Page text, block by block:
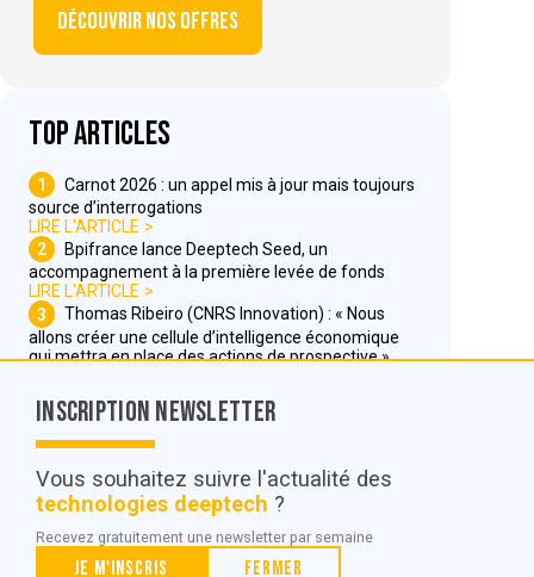
Découvrir nos offres
Top articles
1
Carnot 2026 : un appel mis à jour mais toujours
source d’interrogations
LIRE L'ARTICLE
2
Bpifrance lance Deeptech Seed, un
accompagnement à la première levée de fonds
LIRE L'ARTICLE
3
Thomas Ribeiro (CNRS Innovation) : « Nous
allons créer une cellule d’intelligence économique
qui mettra en place des actions de prospective »
© POC Media 2026
Tous droits réservés.
Qui sommes nous ?
Inscription Newsletter
Vous souhaitez suivre l'actualité des
technologies deeptech ?
Recevez gratuitement une newsletter par semaine
Je m'inscris Fermer